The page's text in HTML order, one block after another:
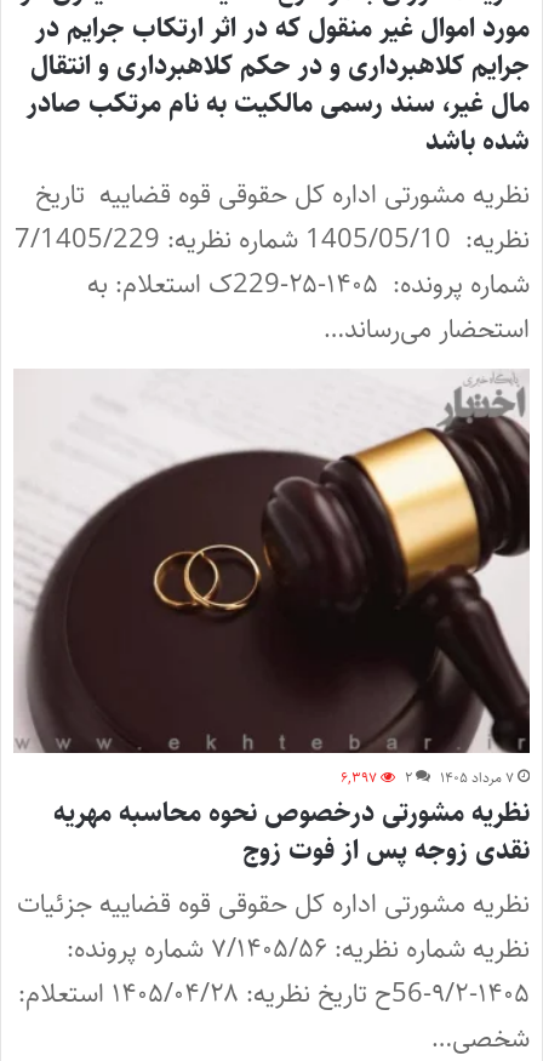
مورد اموال غیر منقول که در اثر ارتکاب جرایم در
جرایم کلاهبرداری و در حکم کلاهبرداری و انتقال
مال غیر، سند رسمی مالکیت به نام مرتکب صادر
شده باشد
نظریه مشورتی اداره کل حقوقی قوه قضاییه تاریخ
نظریه: 1405/05/10 شماره نظریه: 7/1405/229
شماره پرونده: ۱۴۰۵-۲۵-229ک استعلام: به
استحضار می‌رساند…
۷ مرداد ۱۴۰۵ ۲ ۶,۳۹۷
نظریه مشورتی درخصوص نحوه محاسبه مهریه
نقدی زوجه پس از فوت زوج
نظریه مشورتی اداره کل حقوقی قوه قضاییه جزئیات
نظریه شماره نظریه: ۷/۱۴۰۵/۵۶ شماره پرونده:
۱۴۰۵-۹/۲-56ح تاریخ نظریه: ۱۴۰۵/۰۴/۲۸ استعلام:
شخصی…